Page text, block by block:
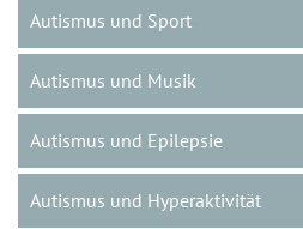
Autismus und Sport
Autismus und Musik
Autismus und Epilepsie
Autismus und Hyperaktivität